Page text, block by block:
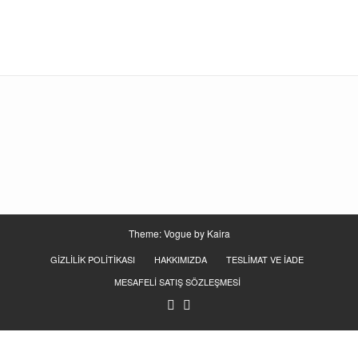
Theme: Vogue by Kaira
GIZLILIK POLITIKASI HAKKIMIZDA
TESLIMAT VE İADE
MESAFELI SATIŞ SÖZLEŞMESI